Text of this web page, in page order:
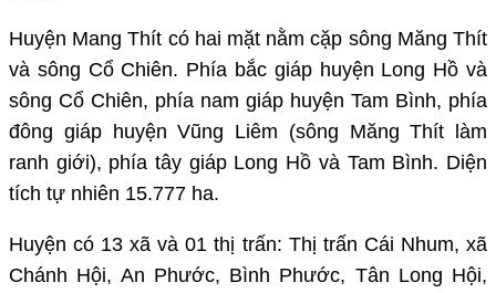
Huyện Mang Thít có hai mặt nằm cặp sông Măng Thít
và sông Cổ Chiên. Phía bắc giáp huyện Long Hồ và
sông Cổ Chiên, phía nam giáp huyện Tam Bình, phía
đông giáp huyện Vũng Liêm (sông Măng Thít làm
ranh giới), phía tây giáp Long Hồ và Tam Bình. Diện
tích tự nhiên 15.777 ha.
Huyện có 13 xã và 01 thị trấn: Thị trấn Cái Nhum, xã
Chánh Hội, An Phước, Bình Phước, Tân Long Hội,